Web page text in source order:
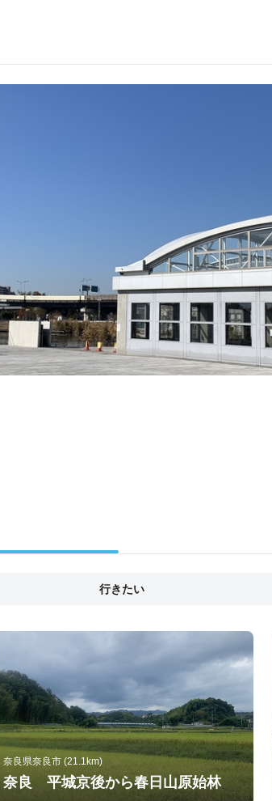
行きたい
奈良県奈良市 (21.1km)
奈良 平城京後から春日山原始林